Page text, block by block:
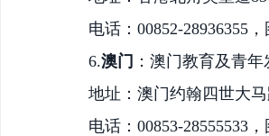
电话： 00852-28936355
6.澳门 ：澳门教育及青
地址：澳门约翰四世大
电话： 00853-28555533